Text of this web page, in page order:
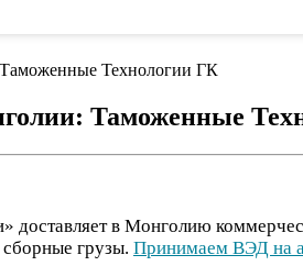
Технологии ГК
Таможенные
доставляет в Монголию
грузы. Принимаем ВЭД на